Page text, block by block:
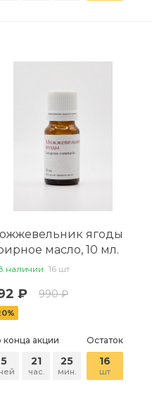
ягоды
масло, 10 мл.
наличии 16 шт
₽ 990 ₽
конца акции
5 21
час.
25
мин.
Остаток
16
шт